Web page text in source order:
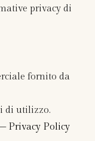
privacy di
fornito da
di utilizzo.
Privacy Policy